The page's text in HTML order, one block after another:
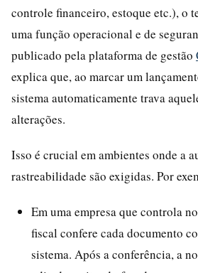
controle financeiro, estoque etc.), o
uma função operacional e de
publicado pela plataforma de gestão
explica que, ao marcar um
sistema automaticamente trava
alterações.
Isso é crucial em ambientes onde a
rastreabilidade são exigidas. Por
Em uma empresa que controla
fiscal confere cada documento
sistema. Após a conferência, a